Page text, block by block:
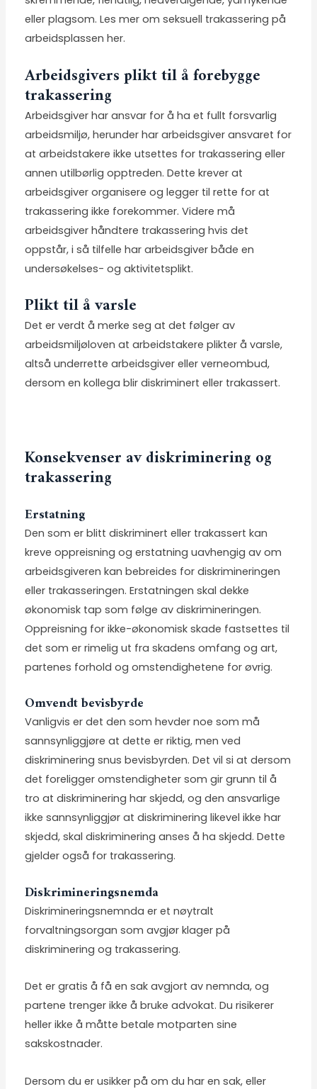
eller plagsom. Les mer omseksuell trakassering på
arbeidsplassen her.
Arbeidsgivers plikt til å forebygge
trakassering
Arbeidsgiver har ansvar for å ha et fullt forsvarlig
arbeidsmiljø, herunder har arbeidsgiver ansvaret for
at arbeidstakere ikke utsettes for trakassering eller
annen utilbørlig opptreden. Dette krever at
arbeidsgiver organisere og legger til rette for at
trakassering ikke forekommer. Videre må
arbeidsgiver håndtere trakassering hvis det
oppstår, i så tilfelle har arbeidsgiver både en
undersøkelses- og aktivitetsplikt.
Plikt til å varsle
Det er verdt å merke seg at det følger av
arbeidsmiljøloven at arbeidstakere plikter å varsle,
altså underrette arbeidsgiver eller verneombud,
dersom en kollega blir diskriminert eller trakassert.
Konsekvenser av diskriminering og
trakassering
Erstatning
Den som er blitt diskriminert eller trakassert kan
kreve oppreisning og erstatning uavhengig av om
arbeidsgiveren kan bebreides for diskrimineringen
eller trakasseringen. Erstatningen skal dekke
økonomisk tap som følge av diskrimineringen.
Oppreisning for ikke-økonomisk skade fastsettes til
det som er rimelig ut fra skadens omfang og art,
partenes forhold og omstendighetene for øvrig.
Omvendt bevisbyrde
Vanligvis er det den som hevder noe som må
sannsynliggjøre at dette er riktig, men ved
diskriminering snus bevisbyrden. Det vil si at dersom
det foreligger omstendigheter som gir grunn til å
tro at diskriminering har skjedd, og den ansvarlige
ikke sannsynliggjør at diskriminering likevel ikke har
skjedd, skal diskriminering anses å ha skjedd. Dette
gjelder også for trakassering.
Diskrimineringsnemda
Diskrimineringsnemnda er et nøytralt
forvaltningsorgan som avgjør klager på
diskriminering og trakassering.
Det er gratis å få en sak avgjort av nemnda, og
partene trenger ikke å bruke advokat. Du risikerer
heller ikke å måtte betale motparten sine
sakskostnader.
Dersom du er usikker på om du har en sak, eller